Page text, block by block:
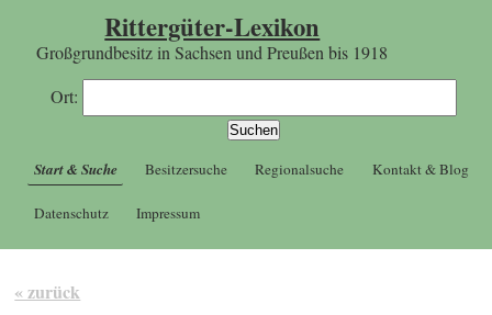
Rittergüter-Lexikon
Großgrundbesitz in Sachsen und Preußen bis 1918
Ort:
Start & Suche Besitzersuche Regionalsuche Kontakt & Blog
Datenschutz Impressum
« zurück